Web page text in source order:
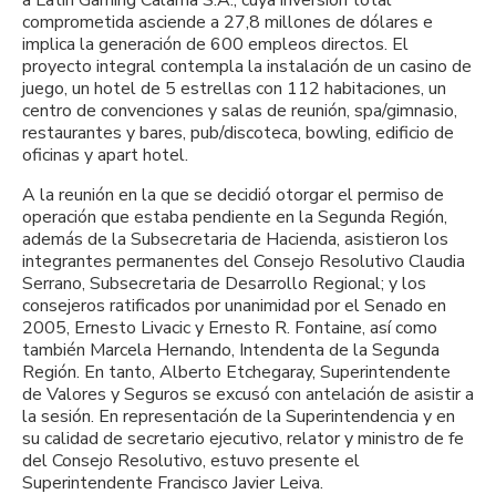
comprometida asciende a 27,8 millones de dólares e
implica la generación de 600 empleos directos. El
proyecto integral contempla la instalación de un casino de
juego, un hotel de 5 estrellas con 112 habitaciones, un
centro de convenciones y salas de reunión, spa/gimnasio,
restaurantes y bares, pub/discoteca, bowling, edificio de
oficinas y apart hotel.
A la reunión en la que se decidió otorgar el permiso de
operación que estaba pendiente en la Segunda Región,
además de la Subsecretaria de Hacienda, asistieron los
integrantes permanentes del Consejo Resolutivo Claudia
Serrano, Subsecretaria de Desarrollo Regional; y los
consejeros ratificados por unanimidad por el Senado en
2005, Ernesto Livacic y Ernesto R. Fontaine, así como
también Marcela Hernando, Intendenta de la Segunda
Región. En tanto, Alberto Etchegaray, Superintendente
de Valores y Seguros se excusó con antelación de asistir a
la sesión. En representación de la Superintendencia y en
su calidad de secretario ejecutivo, relator y ministro de fe
del Consejo Resolutivo, estuvo presente el
Superintendente Francisco Javier Leiva.